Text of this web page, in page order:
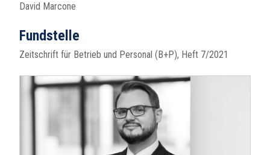
David Marcone
Fundstelle
Zeitschrift für Betrieb und Personal (B+P), Heft 7/2021